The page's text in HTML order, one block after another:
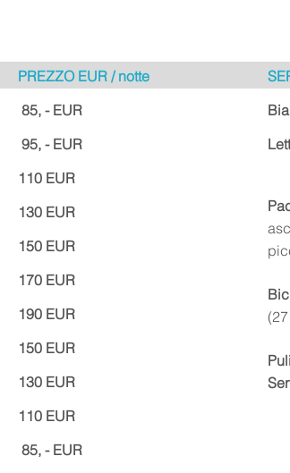
PREZZO EUR / notte
85, - EUR
95, - EUR
110 EUR
130 EUR
150 EUR
170 EUR
190 EUR
150 EUR
130 EUR
110 EUR
85, - EUR